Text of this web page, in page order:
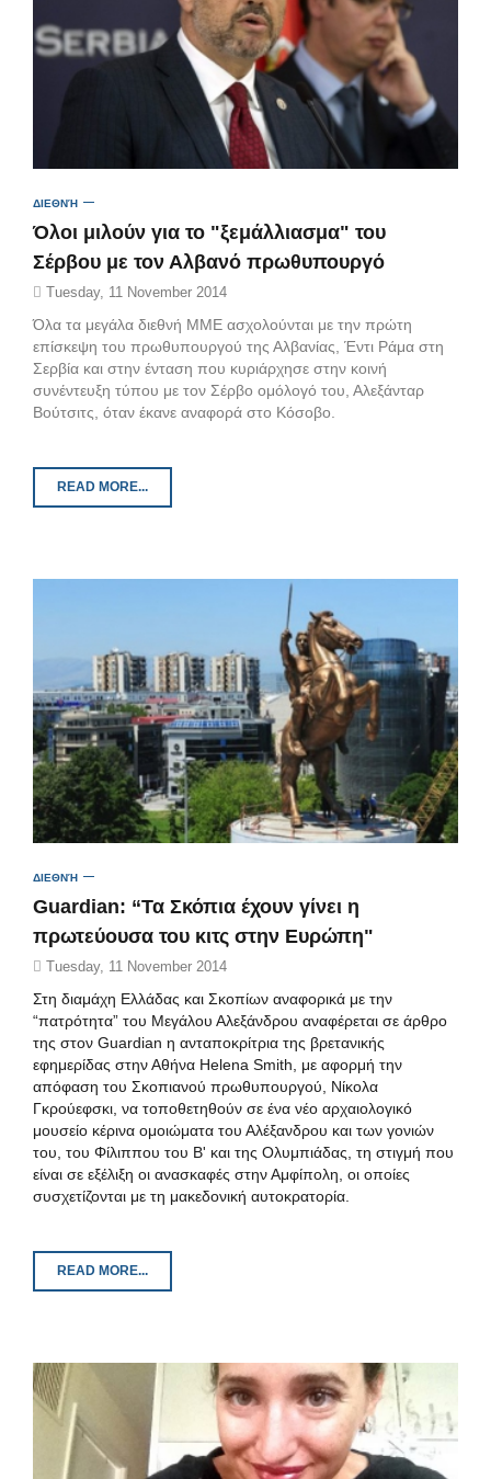
ΔΙΕΘΝΉ
Όλοι μιλούν για το "ξεμάλλιασμα" του
Σέρβου με τον Αλβανό πρωθυπουργό
Tuesday, 11 November 2014
Όλα τα μεγάλα διεθνή ΜΜΕ ασχολούνται με την πρώτη
επίσκεψη του πρωθυπουργού της Αλβανίας, Έντι Ράμα στη
Σερβία και στην ένταση που κυριάρχησε στην κοινή
συνέντευξη τύπου με τον Σέρβο ομόλογό του, Αλεξάνταρ
Βούτσιτς, όταν έκανε αναφορά στο Κόσοβο.
READ MORE...
ΔΙΕΘΝΉ
Guardian: “Τα Σκόπια έχουν γίνει η
πρωτεύουσα του κιτς στην Ευρώπη"
Tuesday, 11 November 2014
Στη διαμάχη Ελλάδας και Σκοπίων αναφορικά με την
“πατρότητα” του Μεγάλου Αλεξάνδρου αναφέρεται σε άρθρο
της στον Guardian η ανταποκρίτρια της βρετανικής
εφημερίδας στην Αθήνα Helena Smith, με αφορμή την
απόφαση του Σκοπιανού πρωθυπουργού, Νίκολα
Γκρούεφσκι, να τοποθετηθούν σε ένα νέο αρχαιολογικό
μουσείο κέρινα ομοιώματα του Αλέξανδρου και των γονιών
του, του Φίλιππου του Β' και της Ολυμπιάδας, τη στιγμή που
είναι σε εξέλιξη οι ανασκαφές στην Αμφίπολη, οι οποίες
συσχετίζονται με τη μακεδονική αυτοκρατορία.
READ MORE...